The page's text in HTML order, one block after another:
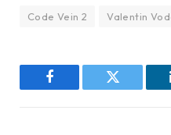
Code Vein 2 Valentin
Facebook Twitter